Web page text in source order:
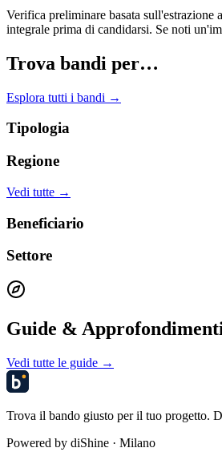
Verifica preliminare basata
integrale prima di candidarsi. Se noti
Trova bandi per…
Esplora tutti i bandi →
Tipologia
Regione
Vedi tutte →
Beneficiario
Settore
Guide &
Vedi tutte le guide →
Trova il bando giusto per il tuo progetto.
Powered by diShine · Milano